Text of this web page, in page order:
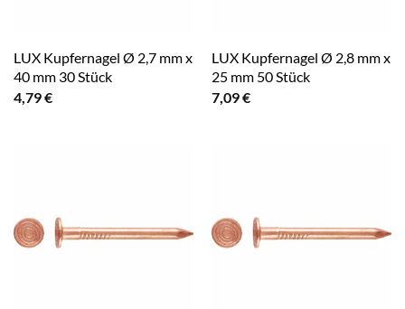
LUX Kupfernagel Ø 2,7 mm x
40 mm 30 Stück
4,79€
LUX Kupfernagel Ø 2,8 mm x
25 mm 50 Stück
7,09€